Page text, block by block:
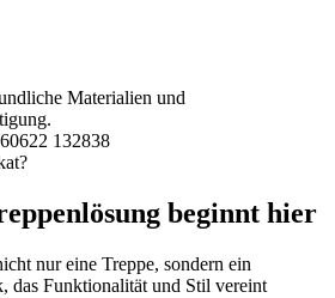
Materialien und
beginnt hier
nur eine Treppe, sondern ein
das Funktionalität und Stil vereint